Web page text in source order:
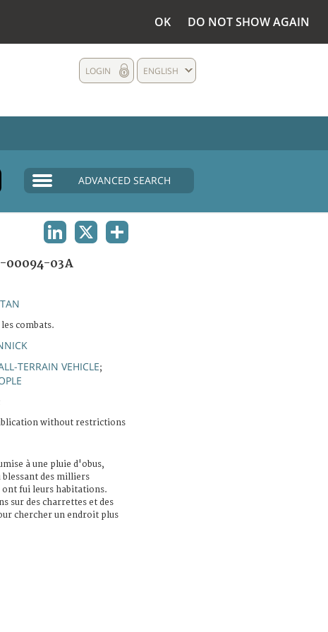
OK DO NOT SHOW AGAIN
ENGLISH
LOGIN
ADVANCED SEARCH
03A
combats.
TERRAIN VEHICLE;
without restrictions
à une pluie d'obus,
des milliers
fui leurs habitations.
sur des charrettes et des
chercher un endroit plus